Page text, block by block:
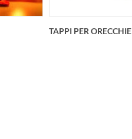
TAPPI PER ORECCHIE